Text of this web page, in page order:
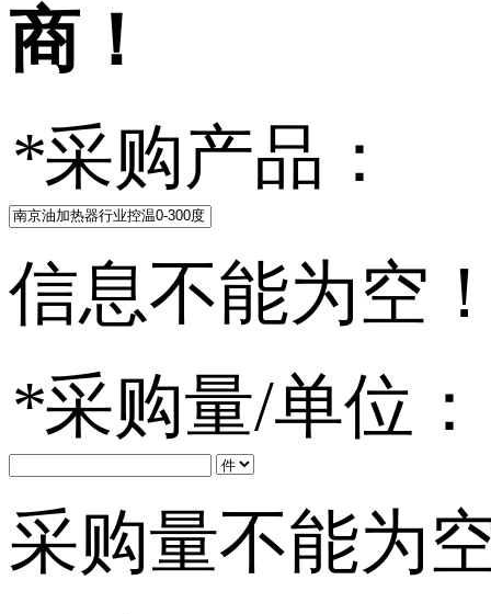
商！
*采购产品：
信息不能为空
*采购量/单位：
采购量不能为